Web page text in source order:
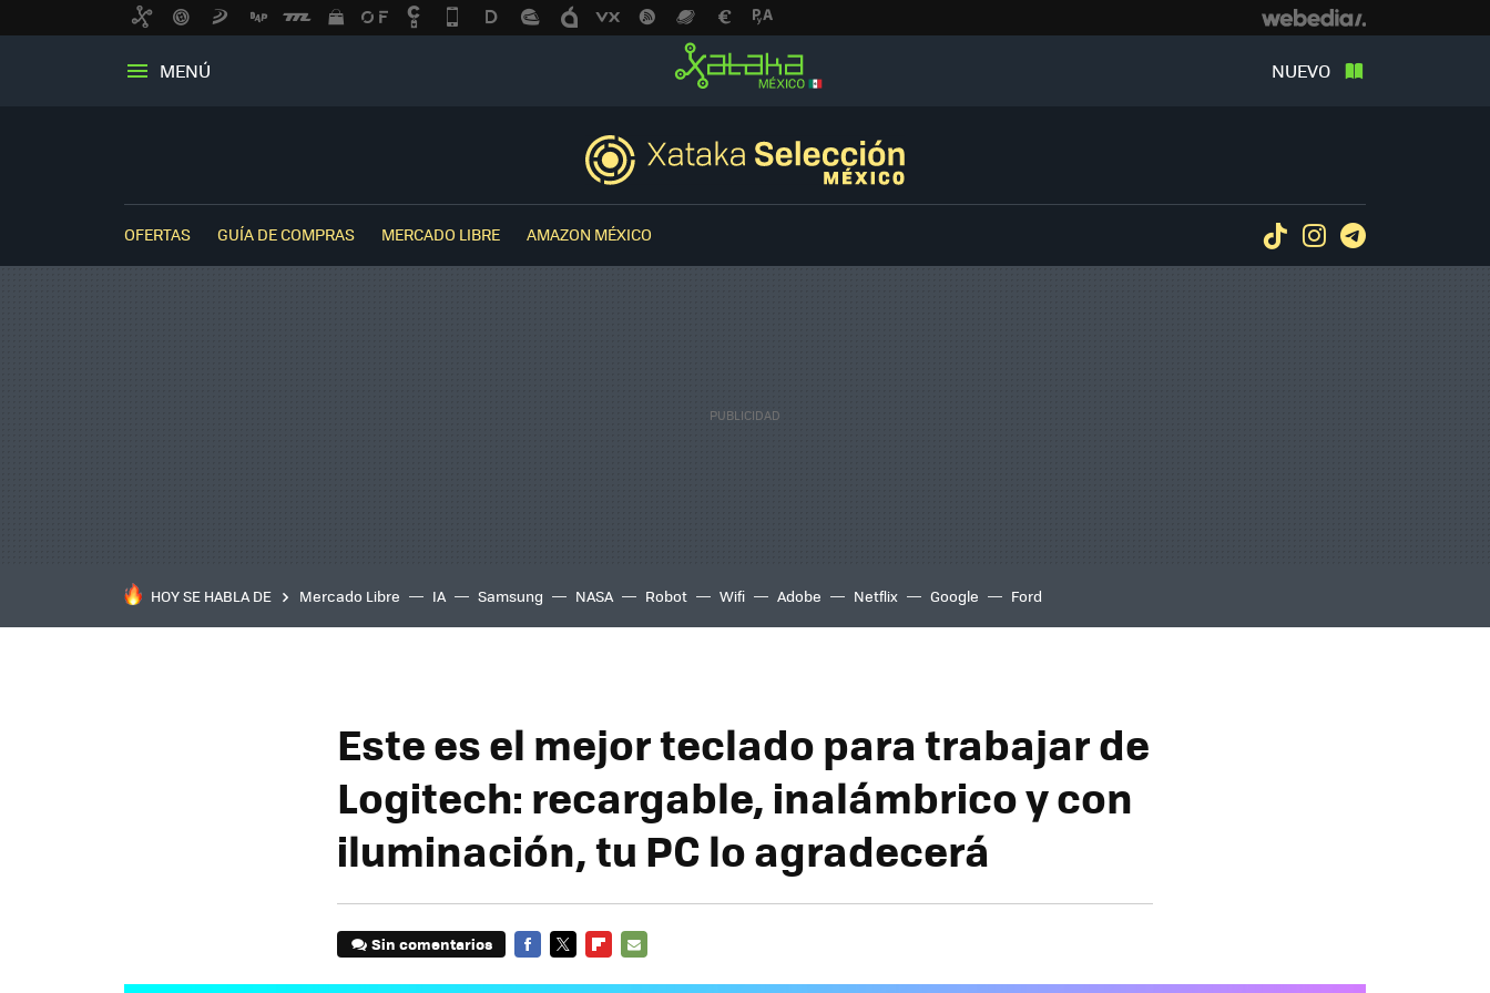
MENÚ NUEVO
OFERTAS GUÍA DE COMPRAS MERCADO LIBRE AMAZON MÉXICO TiktokInstagram
HOY SE HABLA DE Mercado Libre IA Samsung NASA Robot Wifi Adobe Netflix Google Ford
Este es el mejor teclado para trabajar de
Logitech: recargable, inalámbrico y con
iluminación, tu PC lo agradecerá
Sin comentarios